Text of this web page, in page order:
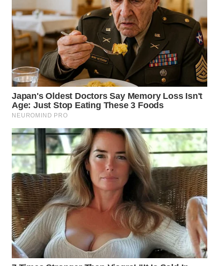
WN
BINJAI
CIREBON
WN
INDRAMAYU
WN
KUNINGAN
WN
MAJALENGKA
WN
SUBANG
WN
SUKABUMI